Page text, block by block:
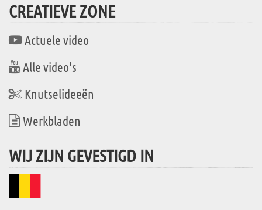
CREATIEVE ZONE
Actuele video
Alle video's
Knutselideeën
Werkbladen
WIJ ZIJN GEVESTIGD IN